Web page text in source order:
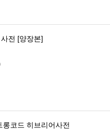
전 [양장본]
롱코드 히브리어사전